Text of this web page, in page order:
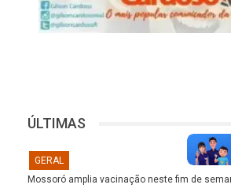
ÚLTIMAS
GERAL
Mossoró amplia vacinação neste fim de